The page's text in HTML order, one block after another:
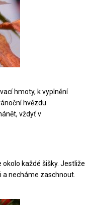
hmoty, k vyplnění
hvězdu.
vždyť v
každé šišky. Jestliže
a necháme zaschnout.